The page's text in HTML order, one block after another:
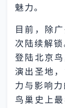
魅力。
目前，除
次陆续解
登陆北京
演出圣地
力与影响
鸟巢史上